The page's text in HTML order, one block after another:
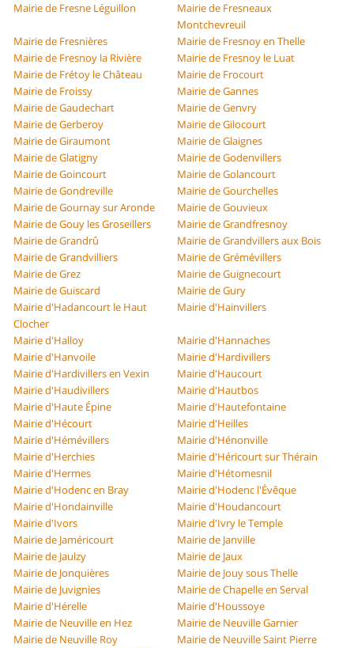
Mairie de Fresne Léguillon
Mairie de Fresneaux
Montchevreuil
Mairie de Fresnières
Mairie de Fresnoy en Thelle
Mairie de Fresnoy la Rivière
Mairie de Fresnoy le Luat
Mairie de Frétoy le Château
Mairie de Frocourt
Mairie de Froissy
Mairie de Gannes
Mairie de Gaudechart
Mairie de Genvry
Mairie de Gerberoy
Mairie de Gilocourt
Mairie de Giraumont
Mairie de Glaignes
Mairie de Glatigny
Mairie de Godenvillers
Mairie de Goincourt
Mairie de Golancourt
Mairie de Gondreville
Mairie de Gourchelles
Mairie de Gournay sur Aronde
Mairie de Gouvieux
Mairie de Gouy les Groseillers
Mairie de Grandfresnoy
Mairie de Grandrû
Mairie de Grandvillers aux Bois
Mairie de Grandvilliers
Mairie de Grémévillers
Mairie de Grez
Mairie de Guignecourt
Mairie de Guiscard
Mairie de Gury
Mairie d'Hadancourt le Haut
Clocher
Mairie d'Hainvillers
Mairie d'Halloy
Mairie d'Hannaches
Mairie d'Hanvoile
Mairie d'Hardivillers
Mairie d'Hardivillers en Vexin
Mairie d'Haucourt
Mairie d'Haudivillers
Mairie d'Hautbos
Mairie d'Haute Épine
Mairie d'Hautefontaine
Mairie d'Hécourt
Mairie d'Heilles
Mairie d'Hémévillers
Mairie d'Hénonville
Mairie d'Herchies
Mairie d'Héricourt sur Thérain
Mairie d'Hermes
Mairie d'Hétomesnil
Mairie d'Hodenc en Bray
Mairie d'Hodenc l'Évêque
Mairie d'Hondainville
Mairie d'Houdancourt
Mairie d'Ivors
Mairie d'Ivry le Temple
Mairie de Jaméricourt
Mairie de Janville
Mairie de Jaulzy
Mairie de Jaux
Mairie de Jonquières
Mairie de Jouy sous Thelle
Mairie de Juvignies
Mairie de Chapelle en Serval
Mairie d'Hérelle
Mairie d'Houssoye
Mairie de Neuville en Hez
Mairie de Neuville Garnier
Mairie de Neuville Roy
Mairie de Neuville Saint Pierre